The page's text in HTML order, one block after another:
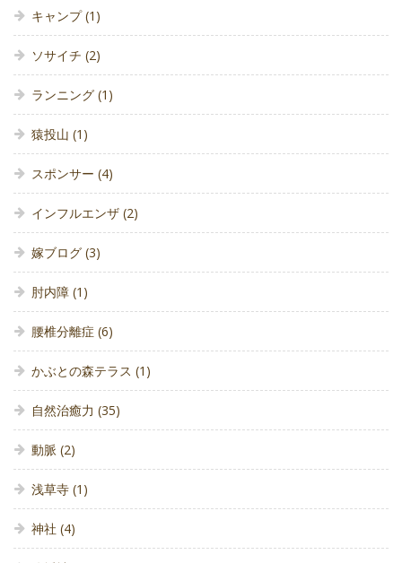
キャンプ(1)
ソサイチ (2)
ランニング (1)
猿投山 (1)
スポンサー (4)
インフルエンザ (2)
嫁ブログ (3)
肘内障 (1)
腰椎分離症 (6)
かぶとの森テラス (1)
自然治癒力 (35)
動脈 (2)
浅草寺 (1)
神社 (4)